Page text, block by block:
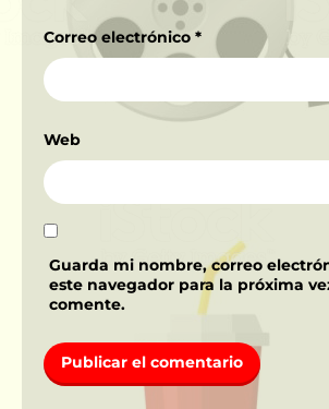
Correo electrónico *
Web
Guarda mi nombre, correo
este navegador para la próxima
comente.